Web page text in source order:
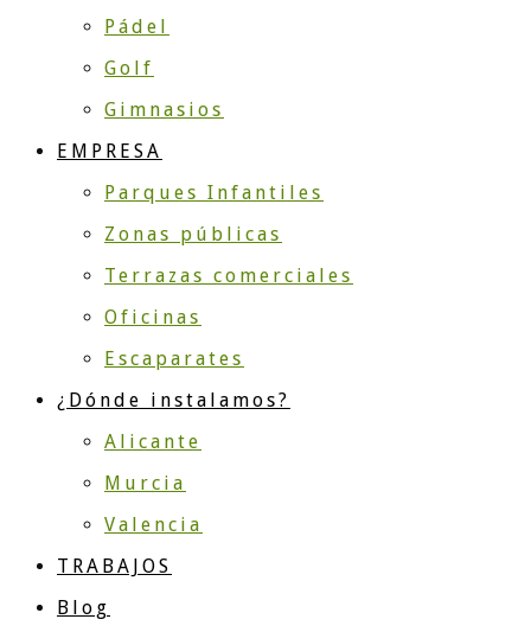
Pádel
Golf
Gimnasios
EMPRESA
Parques Infantiles
Zonas públicas
Terrazas comerciales
Oficinas
Escaparates
¿Dónde instalamos?
Alicante
Murcia
Valencia
TRABAJOS
Blog